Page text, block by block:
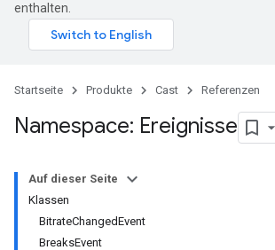
enthalten.
Startseite Produkte Cast Referenzen
Namespace: Ereignisse
Auf dieser Seite
Klassen
BitrateChangedEvent
BreaksEvent